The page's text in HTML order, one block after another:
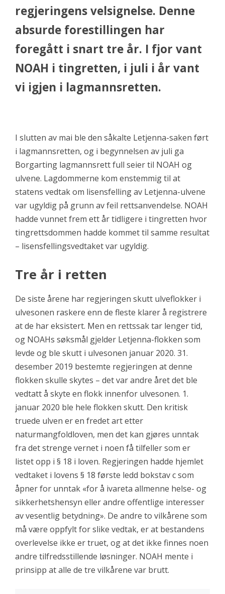
regjeringens velsignelse. Denne
absurde forestillingen har
foregått i snart tre år. I fjor vant
NOAH i tingretten, i juli i år vant
vi igjen i lagmannsretten.
I slutten av mai ble den såkalte Letjenna-saken ført
i lagmannsretten, og i begynnelsen av juli ga
Borgarting lagmannsrett full seier til NOAH og
ulvene. Lagdommerne kom enstemmig til at
statens vedtak om lisensfelling av Letjenna-ulvene
var ugyldig på grunn av feil rettsanvendelse. NOAH
hadde vunnet frem ett år tidligere i tingretten hvor
tingrettsdommen hadde kommet til samme resultat
– lisensfellingsvedtaket var ugyldig.
Tre år i retten
De siste årene har regjeringen skutt ulveflokker i
ulvesonen raskere enn de fleste klarer å registrere
at de har eksistert. Men en rettssak tar lenger tid,
og NOAHs søksmål gjelder Letjenna-flokken som
levde og ble skutt i ulvesonen januar 2020. 31.
desember 2019 bestemte regjeringen at denne
flokken skulle skytes – det var andre året det ble
vedtatt å skyte en flokk innenfor ulvesonen. 1.
januar 2020 ble hele flokken skutt. Den kritisk
truede ulven er en fredet art etter
naturmangfoldloven, men det kan gjøres unntak
fra det strenge vernet i noen få tilfeller som er
listet opp i § 18 i loven. Regjeringen hadde hjemlet
vedtaket i lovens § 18 første ledd bokstav c som
åpner for unntak «for å ivareta allmenne helse- og
sikkerhetshensyn eller andre offentlige interesser
av vesentlig betydning». De andre to vilkårene som
må være oppfylt for slike vedtak, er at bestandens
overlevelse ikke er truet, og at det ikke finnes noen
andre tilfredsstillende løsninger. NOAH mente i
prinsipp at alle de tre vilkårene var brutt.